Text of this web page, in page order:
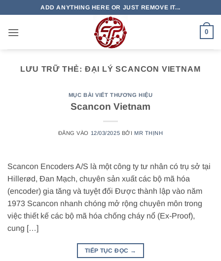
nội
ADD ANYTHING HERE OR JUST REMOVE IT...
0
LƯU TRỮ THẺ: ĐẠI LÝ SCANCON VIETNAM
MỤC BÀI VIẾT THƯƠNG HIỆU
Scancon Vietnam
ĐĂNG VÀO 12/03/2025 BỞI MR THỊNH
Scancon Encoders A/S là một công ty tư nhân có trụ sở tại
Hillerød, Đan Mạch, chuyên sản xuất các bộ mã hóa
(encoder) gia tăng và tuyệt đối Được thành lập vào năm
1973 Scancon nhanh chóng mở rộng chuyên môn trong
việc thiết kế các bộ mã hóa chống cháy nổ (Ex-Proof),
cung […]
TIẾP TỤC ĐỌC →